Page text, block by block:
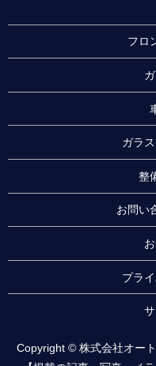
フロ
ガラ
整
お問い
プラ
Copyright © 株式会社オー